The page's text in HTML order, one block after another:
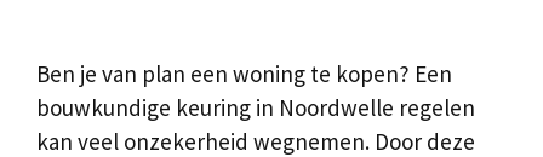
Ben je van plan een woning te kopen? Een
bouwkundige keuring in Noordwelle regelen
kan veel onzekerheid wegnemen. Door deze